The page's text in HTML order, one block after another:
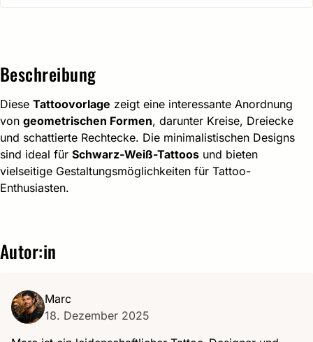
Beschreibung
Diese Tattoovorlage zeigt eine interessante Anordnung
von geometrischen Formen, darunter Kreise, Dreiecke
und schattierte Rechtecke. Die minimalistischen Designs
sind ideal für Schwarz-Weiß-Tattoos und bieten
vielseitige Gestaltungsmöglichkeiten für Tattoo-
Enthusiasten.
Autor:in
Marc
18. Dezember 2025